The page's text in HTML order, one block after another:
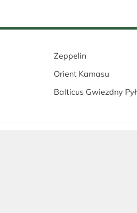
Zeppelin
Orient Kamasu
Balticus Gwiezdny Pył